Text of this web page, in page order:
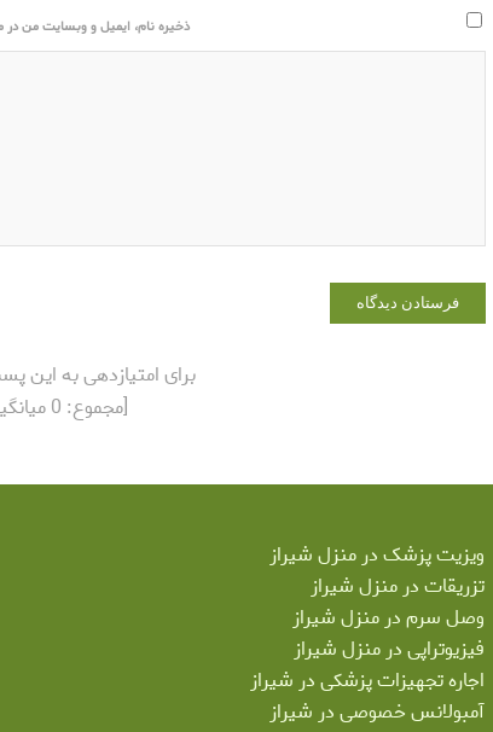
ذخیره نام، ایمیل و وبسایت من در
برای امتیازدهی به این
[مجموع: 0
ویزیت پزشک در منزل شیراز
تزریقات در منزل شیراز
وصل سرم در منزل شیراز
فیزیوتراپی در منزل شیراز
اجاره تجهیزات پزشکی در شیراز
آمبولانس خصوصی در شیراز